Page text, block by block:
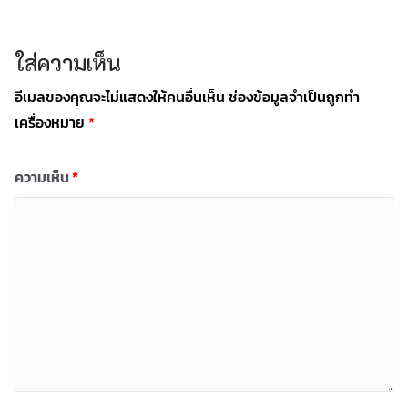
ใส่ความเห็น
อีเมลของคุณจะไม่แสดงให้คนอื่นเห็น ช่องข้อมูลจำเป็นถูกทำ
เครื่องหมาย *
ความเห็น*